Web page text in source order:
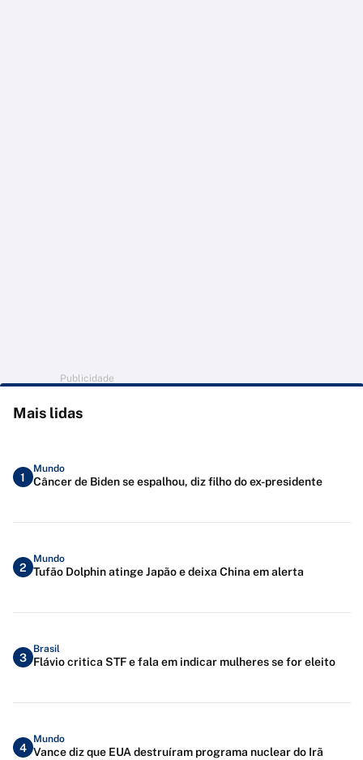
Publicidade
Mais lidas
1
Mundo
Câncer de Biden se espalhou, diz filho do ex-presidente
2
Mundo
Tufão Dolphin atinge Japão e deixa China em alerta
3
Brasil
Flávio critica STF e fala em indicar mulheres se for eleito
4
Mundo
Vance diz que EUA destruíram programa nuclear do Irã